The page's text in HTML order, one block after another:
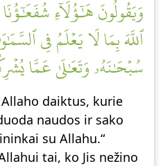
وَيَقُولُونَ هَٰٓؤُلَآءِ شُفَعَٰٓؤُنَا
ٱللَّهَ بِمَا لَا يَعۡلَمُ فِي
سُبۡحَٰنَهُۥ وَتَعَٰلَىٰ عَمَّا
daiktus, kurie
naudos ir sako
su Allahu.“
tai, ko Jis nežino